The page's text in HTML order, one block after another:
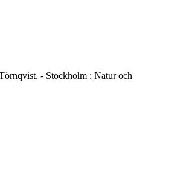
- Stockholm : Natur och